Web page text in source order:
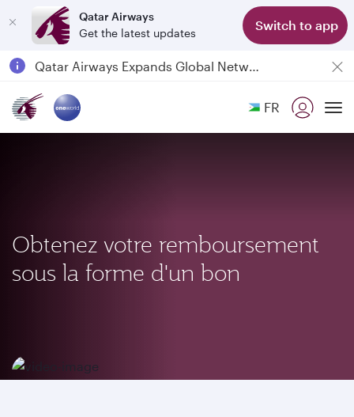
Qatar Airways
Get the latest updates
Switch to app
Qatar Airways Expands Global Network to over 160 Destinations
18 June 2026: Updates on Travelling with Power Banks
6 August 2026: Qatar Airways flight resumption to Bahrain (BAH), Erbil (EBL), and Kuwait (KWI)
FR
Obtenez votre remboursement
sous la forme d'un bon